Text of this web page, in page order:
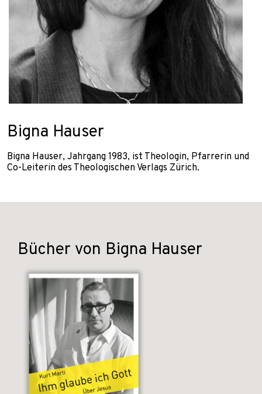
Bigna Hauser
Bigna Hauser, Jahrgang 1983, ist Theologin, Pfarrerin und
Co-Leiterin des Theologischen Verlags Zürich.
Bücher von Bigna Hauser